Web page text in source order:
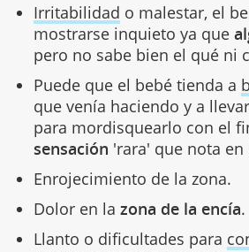
Irritabilidad o malestar, el
mostrarse inquieto ya que
pero no sabe bien el qué ni
Puede que el bebé tienda a
que venía haciendo y a
para mordisquearlo con el
sensación 'rara' que nota en
Enrojecimiento de la zona.
Dolor en la zona de la encía.
Llanto o dificultades para